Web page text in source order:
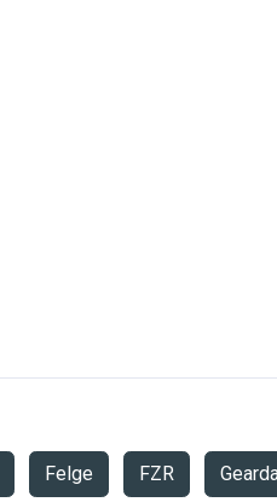
Felge FZR